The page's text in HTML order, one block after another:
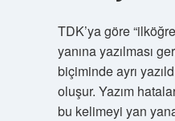
TDK’ya göre
yanına yazılması
biçiminde ayrı
oluşur. Yazım
bu kelimeyi yan